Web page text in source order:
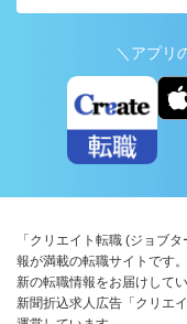
＼アプリ
ア
「クリエイト転職 (ジョブ
報が満載の転職サイトです
新の転職情報をお届けしてい
新聞折込求人広告「クリエ